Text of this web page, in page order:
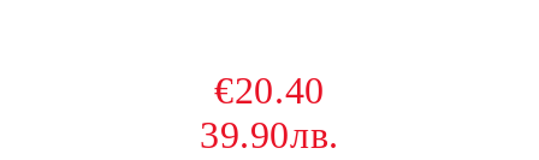
€20.40
39.90лв.